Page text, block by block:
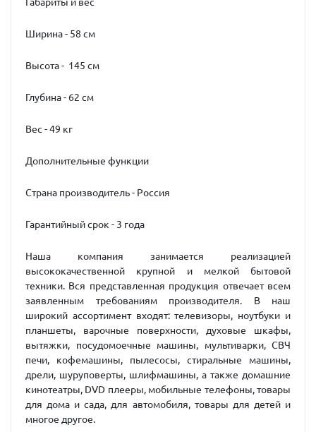
Ширина - 58 см
Высота - 145 см
Глубина - 62 см
Вес - 49 кг
Дополнительные функции
Страна производитель - Россия
Гарантийный срок - 3 года
Наша компания занимается реализацией
высококачественной крупной и мелкой бытовой
техники. Вся представленная продукция отвечает всем
заявленным требованиям производителя. В наш
широкий ассортимент входят: телевизоры, ноутбуки и
планшеты, варочные поверхности, духовые шкафы,
вытяжки, посудомоечные машины, мультиварки, СВЧ
печи, кофемашины, пылесосы, стиральные машины,
дрели, шуруповерты, шлифмашины, а также домашние
кинотеатры, DVD плееры, мобильные телефоны, товары
для дома и сада, для автомобиля, товары для детей и
многое другое.